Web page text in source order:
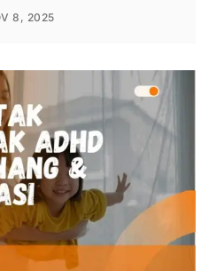
8, 2025